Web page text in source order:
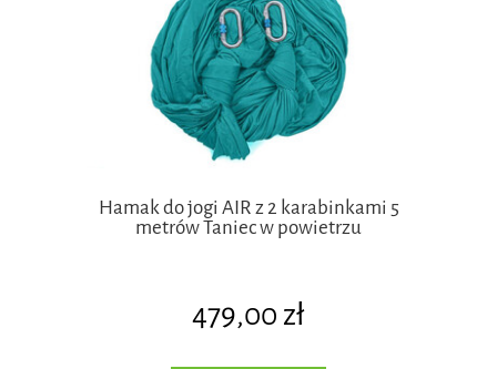
Hamak do jogi AIR z 2 karabinkami 5
metrów Taniec w powietrzu
479,00 zł